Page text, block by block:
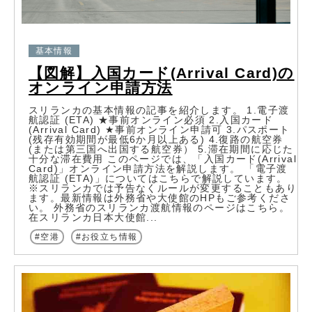
【図解】入国カード(Arrival Card)の
オンライン申請方法
基本情報
スリランカの基本情報の記事を紹介します。 1.電子渡
航認証 (ETA) ★事前オンライン必須 2.入国カード
(Arrival Card) ★事前オンライン申請可 3.パスポート
(残存有効期間が最低6か月以上ある) 4.復路の航空券
(または第三国へ出国する航空券） 5.滞在期間に応じた
十分な滞在費用 このページでは、「入国カード(Arrival
Card)」オンライン申請方法を解説します。 「電子渡
航認証 (ETA)」についてはこちらで解説しています。
※スリランカでは予告なくルールが変更することもあり
ます。最新情報は外務省や大使館のHPもご参考くださ
い。 外務省のスリランカ渡航情報のページはこちら。
在スリランカ日本大使館...
空港 お役立ち情報